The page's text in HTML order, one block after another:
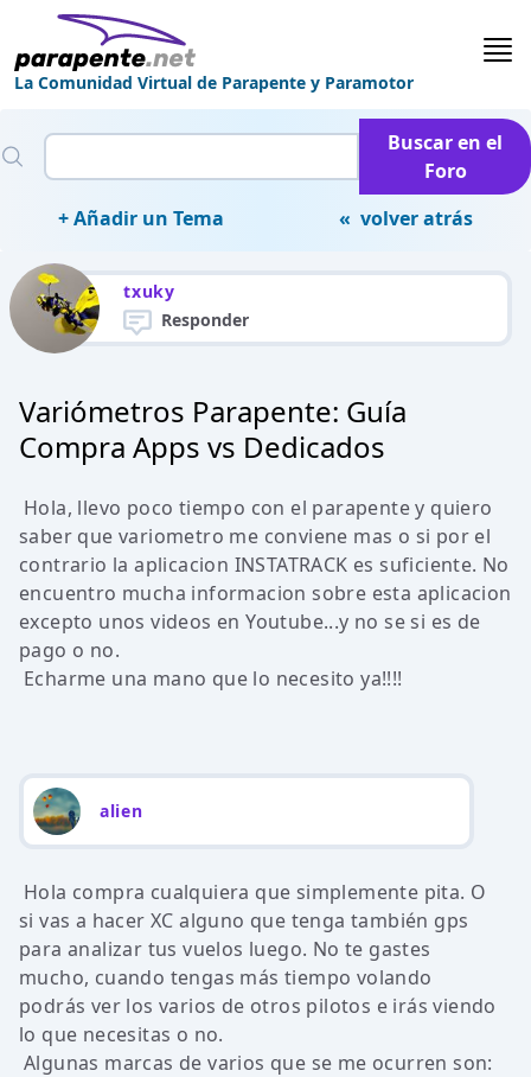
La Comunidad Virtual de Parapente y Paramotor
Buscar en el
Foro
+ Añadir un Tema
« volver atrás
txuky
Responder
Variómetros Parapente: Guía
Compra Apps vs Dedicados
Hola, llevo poco tiempo con el parapente y quiero
saber que variometro me conviene mas o si por el
contrario la aplicacion INSTATRACK es suficiente. No
encuentro mucha informacion sobre esta aplicacion
excepto unos videos en Youtube...y no se si es de
pago o no.
Echarme una mano que lo necesito ya!!!!
alien
Hola compra cualquiera que simplemente pita. O
si vas a hacer XC alguno que tenga también gps
para analizar tus vuelos luego. No te gastes
mucho, cuando tengas más tiempo volando
podrás ver los varios de otros pilotos e irás viendo
lo que necesitas o no.
Algunas marcas de varios que se me ocurren son: